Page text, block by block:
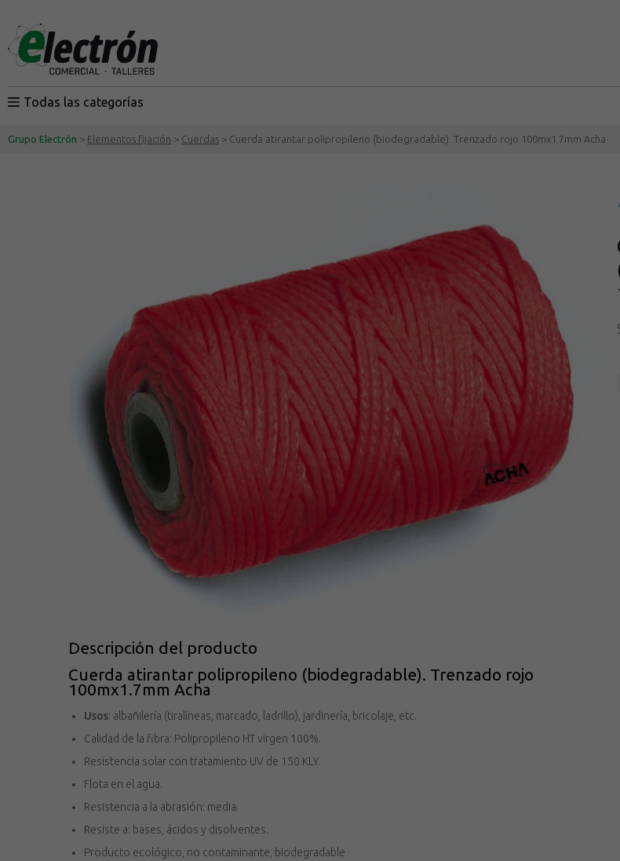
Todas las categorías
Grupo Electrón > Elementos fijación > Cuerdas > Cuerda atirantar polipropileno (biodegradable). Trenzado rojo 100mx1.7mm Acha
Descripción del producto
Cuerda atirantar polipropileno (biodegradable). Trenzado rojo
100mx1.7mm Acha
Usos: albañilería (tiralíneas, marcado, ladrillo), jardinería, bricolaje, etc.
Calidad de la fibra: Polipropileno HT virgen 100%.
Resistencia solar con tratamiento UV de 150 KLY.
Flota en el agua.
Resistencia a la abrasión: media.
Resiste a: bases, ácidos y disolventes.
Producto ecológico, no contaminante, biodegradable